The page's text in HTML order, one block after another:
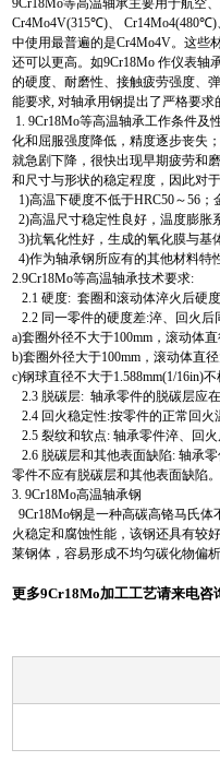
9Cr18Mo等高温轴承主要用于航空
Cr4Mo4V(315℃)、
中使用最普遍的是Cr4Mo4V。这些
还可以更高。如9Cr18Mo 作仪表轴
的硬度、耐磨性、接触疲劳强度、
能要求, 对轴承用钢提出了严格要求
1. 9Cr18Mo等高温轴承工作条件
化和屈服强度降低，精度逐步丧失
就急剧下降，很快出现早期疲劳和
和尺寸与形状的稳定程度，因此对
1)高温下硬度不低于HRC50～56；
2)高温尺寸稳定性良好，温度膨胀
3)抗氧化性好，生成的氧化膜与基
4)作为轴承钢所应有的其他材料特
2.9Cr18Mo等高温轴承技术要求:
2.1 硬度: 套圈和滚动体淬火后硬
2.2 同一零件的硬度差:淬、回火后
a)套圈外径不大于100mm，滚动体
b)套圈外径大于100mm，滚动体直
c)钢球直径不大于1.588mm(1/16in)
2.3 脱碳层: 轴承零件的脱碳层应
2.4 回火稳定性:按零件的正常回火
2.5 裂纹和软点: 轴承零件淬、回
2.6 脱碳层和其他表面缺陷: 轴承
零件不应有脱碳层和其他表面缺陷。
3. 9Cr18Mo高温轴承钢
9Cr18Mo钢是一种高碳高铬马氏
火稳定和腐蚀性能，该钢还具有较
莱钢体，容易形成不均匀碳化物偏
更多9Cr18Mo加工工艺请来电咨